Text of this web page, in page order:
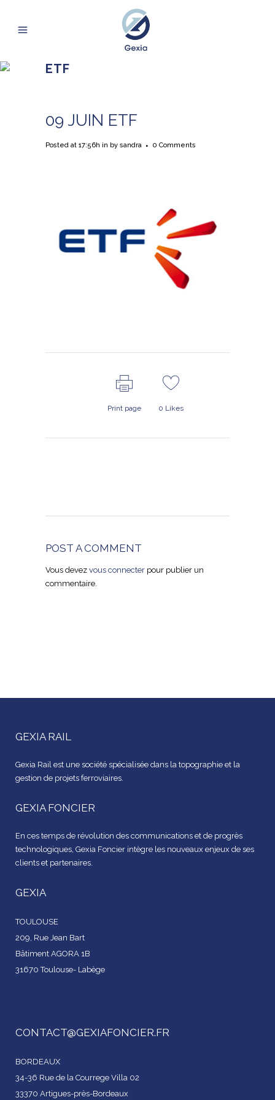
ETF
09 JUIN ETF
Posted at 17:56h in by sandra 0 Comments
Print page 0 Likes
POST A COMMENT
Vous devez vous connecter pour publier un
commentaire.
GEXIA RAIL
Gexia Rail est une société spécialisée dans la topographie et la
gestion de projets ferroviaires.
GEXIA FONCIER
En ces temps de révolution des communications et de progrès
technologiques, Gexia Foncier intègre les nouveaux enjeux de ses
clients et partenaires.
GEXIA
TOULOUSE
209, Rue Jean Bart
Bâtiment AGORA 1B
31670 Toulouse- Labège
CONTACT@GEXIAFONCIER.FR
BORDEAUX
34-36 Rue de la Courrege Villa 02
33370 Artigues-près-Bordeaux